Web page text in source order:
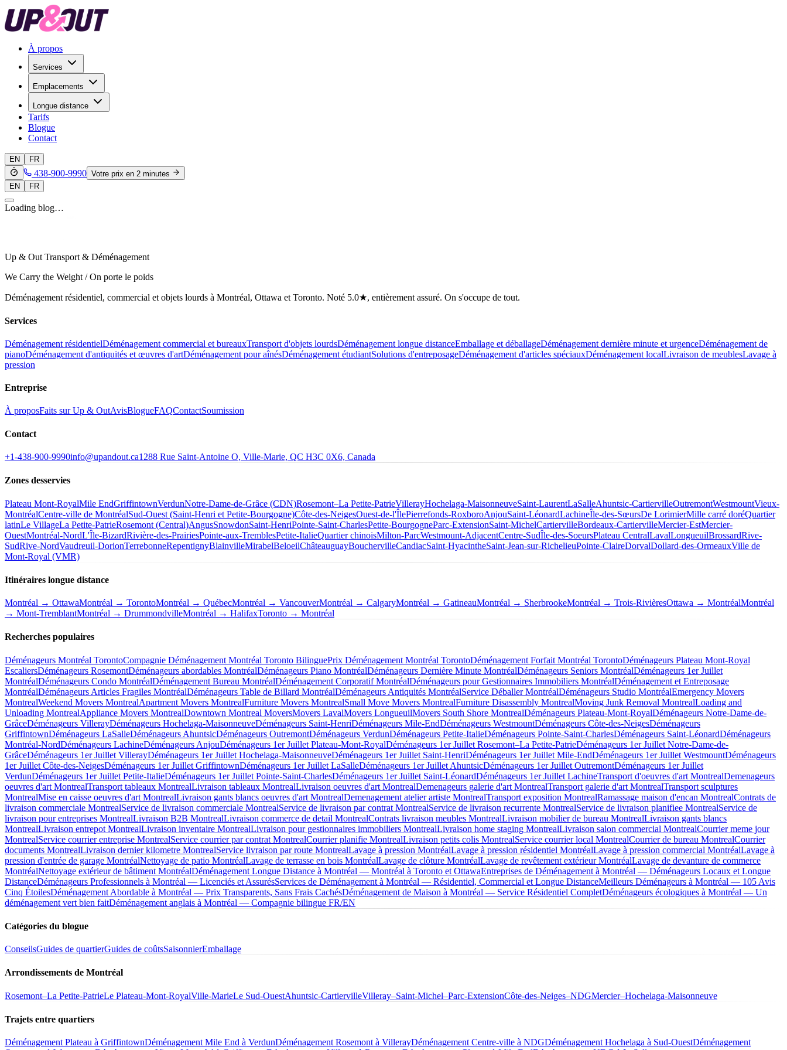
À propos
Services
Emplacements
Longue distance
Tarifs
Blogue
Contact
EN FR
438-900-9990 Votre prix en 2 minutes
EN
FR
Loading blog…
Up & Out Transport & Déménagement
We Carry the Weight / On porte le poids
Déménagement résidentiel, commercial et objets lourds à Montréal, Ottawa et Toronto. Noté 5.0★, entièrement assuré. On s'occupe de tout.
Services
Déménagement résidentielDéménagement commercial et bureauxTransport d'objets lourdsDéménagement longue distanceEmballage et déballageDéménagement dernière minute et urgenceDéménagement de
pianoDéménagement d'antiquités et œuvres d'artDéménagement pour aînésDéménagement étudiantSolutions d'entreposageDéménagement d'articles spéciauxDéménagement localLivraison de meublesLavage à
pression
Entreprise
À proposFaits sur Up & OutAvisBlogueFAQContactSoumission
Contact
+1-438-900-9990info@upandout.ca1288 Rue Saint-Antoine O, Ville-Marie, QC H3C 0X6, Canada
Zones desservies
Plateau Mont-RoyalMile EndGriffintownVerdunNotre-Dame-de-Grâce (CDN)Rosemont–La Petite-PatrieVillerayHochelaga-MaisonneuveSaint-LaurentLaSalleAhuntsic-CartiervilleOutremontWestmountVieux-
MontréalCentre-ville de MontréalSud-Ouest (Saint-Henri et Petite-Bourgogne)Côte-des-NeigesOuest-de-l'ÎlePierrefonds-RoxboroAnjouSaint-LéonardLachineÎle-des-SœursDe LorimierMille carré doréQuartier
latinLe VillageLa Petite-PatrieRosemont (Central)AngusSnowdonSaint-HenriPointe-Saint-CharlesPetite-BourgogneParc-ExtensionSaint-MichelCartiervilleBordeaux-CartiervilleMercier-EstMercier-
OuestMontréal-NordL'Île-BizardRivière-des-PrairiesPointe-aux-TremblesPetite-ItalieQuartier chinoisMilton-ParcWestmount-AdjacentCentre-SudÎle-des-SoeursPlateau CentralLavalLongueuilBrossardRive-
SudRive-NordVaudreuil-DorionTerrebonneRepentignyBlainvilleMirabelBeloeilChâteauguayBouchervilleCandiacSaint-HyacintheSaint-Jean-sur-RichelieuPointe-ClaireDorvalDollard-des-OrmeauxVille de
Mont-Royal (VMR)
Itinéraires longue distance
Montréal → OttawaMontréal → TorontoMontréal → QuébecMontréal → VancouverMontréal → CalgaryMontréal → GatineauMontréal → SherbrookeMontréal → Trois-RivièresOttawa → MontréalMontréal
→ Mont-TremblantMontréal → DrummondvilleMontréal → HalifaxToronto → Montréal
Recherches populaires
Déménageurs Montréal TorontoCompagnie Déménagement Montréal Toronto BilinguePrix Déménagement Montréal TorontoDéménagement Forfait Montréal TorontoDéménageurs Plateau Mont-Royal
EscaliersDéménageurs RosemontDéménageurs abordables MontréalDéménageurs Piano MontréalDéménageurs Dernière Minute MontréalDéménageurs Seniors MontréalDéménageurs 1er Juillet
MontréalDéménageurs Condo MontréalDéménagement Bureau MontréalDéménagement Corporatif MontréalDéménageurs pour Gestionnaires Immobiliers MontréalDéménagement et Entreposage
MontréalDéménageurs Articles Fragiles MontréalDéménageurs Table de Billard MontréalDéménageurs Antiquités MontréalService Déballer MontréalDéménageurs Studio MontréalEmergency Movers
MontrealWeekend Movers MontrealApartment Movers MontrealFurniture Movers MontrealSmall Move Movers MontrealFurniture Disassembly MontrealMoving Junk Removal MontrealLoading and
Unloading MontrealAppliance Movers MontrealDowntown Montreal MoversMovers LavalMovers LongueuilMovers South Shore MontrealDéménageurs Plateau-Mont-RoyalDéménageurs Notre-Dame-de-
GrâceDéménageurs VillerayDéménageurs Hochelaga-MaisonneuveDéménageurs Saint-HenriDéménageurs Mile-EndDéménageurs WestmountDéménageurs Côte-des-NeigesDéménageurs
GriffintownDéménageurs LaSalleDéménageurs AhuntsicDéménageurs OutremontDéménageurs VerdunDéménageurs Petite-ItalieDéménageurs Pointe-Saint-CharlesDéménageurs Saint-LéonardDéménageurs
Montréal-NordDéménageurs LachineDéménageurs AnjouDéménageurs 1er Juillet Plateau-Mont-RoyalDéménageurs 1er Juillet Rosemont–La Petite-PatrieDéménageurs 1er Juillet Notre-Dame-de-
GrâceDéménageurs 1er Juillet VillerayDéménageurs 1er Juillet Hochelaga-MaisonneuveDéménageurs 1er Juillet Saint-HenriDéménageurs 1er Juillet Mile-EndDéménageurs 1er Juillet WestmountDéménageurs
1er Juillet Côte-des-NeigesDéménageurs 1er Juillet GriffintownDéménageurs 1er Juillet LaSalleDéménageurs 1er Juillet AhuntsicDéménageurs 1er Juillet OutremontDéménageurs 1er Juillet
VerdunDéménageurs 1er Juillet Petite-ItalieDéménageurs 1er Juillet Pointe-Saint-CharlesDéménageurs 1er Juillet Saint-LéonardDéménageurs 1er Juillet LachineTransport d'oeuvres d'art MontrealDemenageurs
oeuvres d'art MontrealTransport tableaux MontrealLivraison tableaux MontrealLivraison oeuvres d'art MontrealDemenageurs galerie d'art MontrealTransport galerie d'art MontrealTransport sculptures
MontrealMise en caisse oeuvres d'art MontrealLivraison gants blancs oeuvres d'art MontrealDemenagement atelier artiste MontrealTransport exposition MontrealRamassage maison d'encan MontrealContrats de
livraison commerciale MontrealService de livraison commerciale MontrealService de livraison par contrat MontrealService de livraison recurrente MontrealService de livraison planifiee MontrealService de
livraison pour entreprises MontrealLivraison B2B MontrealLivraison commerce de detail MontrealContrats livraison meubles MontrealLivraison mobilier de bureau MontrealLivraison gants blancs
MontrealLivraison entrepot MontrealLivraison inventaire MontrealLivraison pour gestionnaires immobiliers MontrealLivraison home staging MontrealLivraison salon commercial MontrealCourrier meme jour
MontrealService courrier entreprise MontrealService courrier par contrat MontrealCourrier planifie MontrealLivraison petits colis MontrealService courrier local MontrealCourrier de bureau MontrealCourrier
documents MontrealLivraison dernier kilometre MontrealService livraison par route MontrealLavage à pression MontréalLavage à pression résidentiel MontréalLavage à pression commercial MontréalLavage à
pression d'entrée de garage MontréalNettoyage de patio MontréalLavage de terrasse en bois MontréalLavage de clôture MontréalLavage de revêtement extérieur MontréalLavage de devanture de commerce
MontréalNettoyage extérieur de bâtiment MontréalDéménagement Longue Distance à Montréal — Montréal à Toronto et OttawaEntreprises de Déménagement à Montréal — Déménageurs Locaux et Longue
DistanceDéménageurs Professionnels à Montréal — Licenciés et AssurésServices de Déménagement à Montréal — Résidentiel, Commercial et Longue DistanceMeilleurs Déménageurs à Montréal — 105 Avis
Cinq ÉtoilesDéménagement Abordable à Montréal — Prix Transparents, Sans Frais CachésDéménagement de Maison à Montréal — Service Résidentiel CompletDéménageurs écologiques à Montréal — Un
déménagement vert bien faitDéménagement anglais à Montréal — Compagnie bilingue FR/EN
Catégories du blogue
ConseilsGuides de quartierGuides de coûtsSaisonnierEmballage
Arrondissements de Montréal
Rosemont–La Petite-PatrieLe Plateau-Mont-RoyalVille-MarieLe Sud-OuestAhuntsic-CartiervilleVilleray–Saint-Michel–Parc-ExtensionCôte-des-Neiges–NDGMercier–Hochelaga-Maisonneuve
Trajets entre quartiers
Déménagement Plateau à GriffintownDéménagement Mile End à VerdunDéménagement Rosemont à VillerayDéménagement Centre-ville à NDGDéménagement Hochelaga à Sud-OuestDéménagement